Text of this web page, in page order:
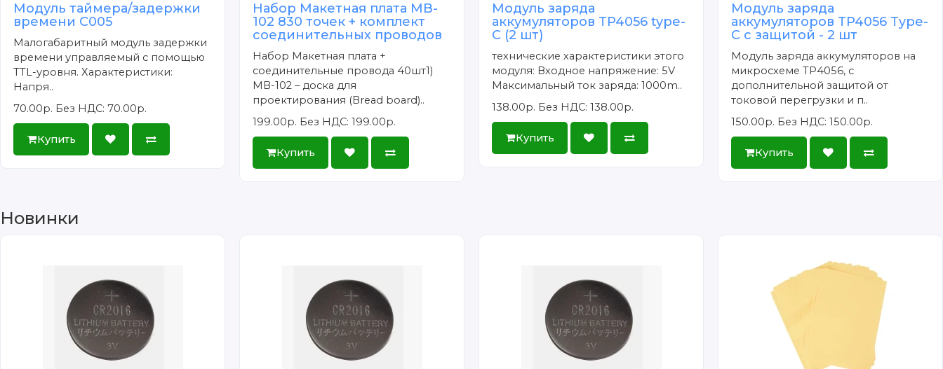
Модуль таймера/задержки
времени C005
Малогабаритный модуль задержки
времени управляемый с помощью
TTL-уровня. Характеристики:
Напря..
70.00р. Без НДС: 70.00р.
Купить
Набор Макетная плата MB-
102 830 точек + комплект
соединительных проводов
Набор Макетная плата +
соединительные провода 40шт1)
MB-102 – доска для
проектирования (Bread board)..
199.00р. Без НДС: 199.00р.
Купить
Модуль заряда
аккумуляторов TP4056 type-
C (2 шт)
технические характеристики этого
модуля: Входное напряжение: 5V
Максимальный ток заряда: 1000m..
138.00р. Без НДС: 138.00р.
Купить
Модуль заряда
аккумуляторов TP4056 Type-
C с защитой - 2 шт
Модуль заряда аккумуляторов на
микросхеме TP4056, с
дополнительной защитой от
токовой перегрузки и п..
150.00р. Без НДС: 150.00р.
Купить
Новинки